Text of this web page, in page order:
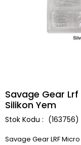
Savage Gear
Silikon Yem
(163756)
Savage Gear LRF